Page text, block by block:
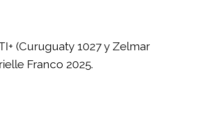
(Curuguaty 1027 y Zelmar
Franco 2025.